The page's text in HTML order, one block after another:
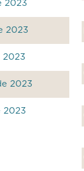
2023
2023
2023
2023
2023